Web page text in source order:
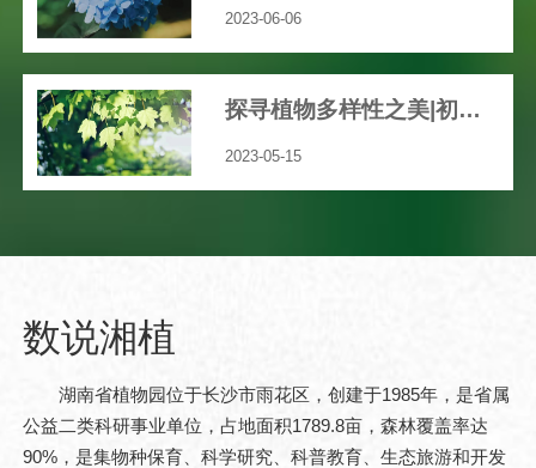
2023-06-06
探寻植物多样性之美|初夏，我们身边那些绚丽多彩的草本花卉
2023-05-15
数说湘植
湖南省植物园位于长沙市雨花区，创建于1985年，是省属
公益二类科研事业单位，占地面积1789.8亩，森林覆盖率达
90%，是集物种保育、科学研究、科普教育、生态旅游和开发